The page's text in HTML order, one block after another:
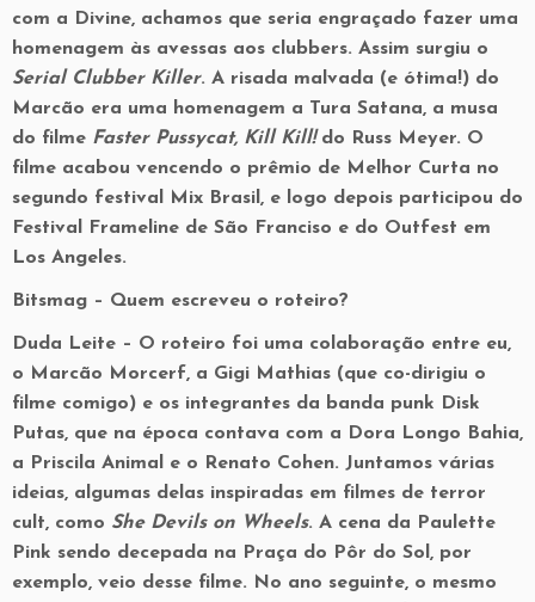
com a Divine, achamos que seria engraçado fazer uma
homenagem às avessas aos clubbers. Assim surgiu o
Serial Clubber Killer. A risada malvada (e ótima!) do
Marcão era uma homenagem a Tura Satana, a musa
do filme Faster Pussycat, Kill Kill!do Russ Meyer. O
filme acabou vencendo o prêmio de Melhor Curta no
segundo festival Mix Brasil, e logo depois participou do
Festival Frameline de São Franciso e do Outfest em
Los Angeles.
Bitsmag – Quem escreveu o roteiro?
Duda Leite – O roteiro foi uma colaboração entre eu,
o Marcão Morcerf, a Gigi Mathias (que co-dirigiu o
filme comigo) e os integrantes da banda punk Disk
Putas, que na época contava com a Dora Longo Bahia,
a Priscila Animal e o Renato Cohen. Juntamos várias
ideias, algumas delas inspiradas em filmes de terror
cult, como She Devils on Wheels. A cena da Paulette
Pink sendo decepada na Praça do Pôr do Sol, por
exemplo, veio desse filme. No ano seguinte, o mesmo